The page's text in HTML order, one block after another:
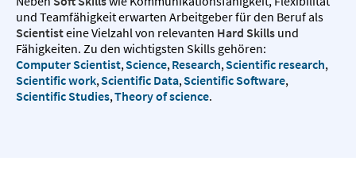
und Teamfähigkeit erwarten Arbeitgeber für den Beruf als
Scientisteine Vielzahl von relevanten Hard Skills und
Fähigkeiten. Zu den wichtigsten Skills gehören:
Computer Scientist,Science,Research,Scientific research,
Scientific work,Scientific Data,Scientific Software,
Scientific Studies,Theory of science.